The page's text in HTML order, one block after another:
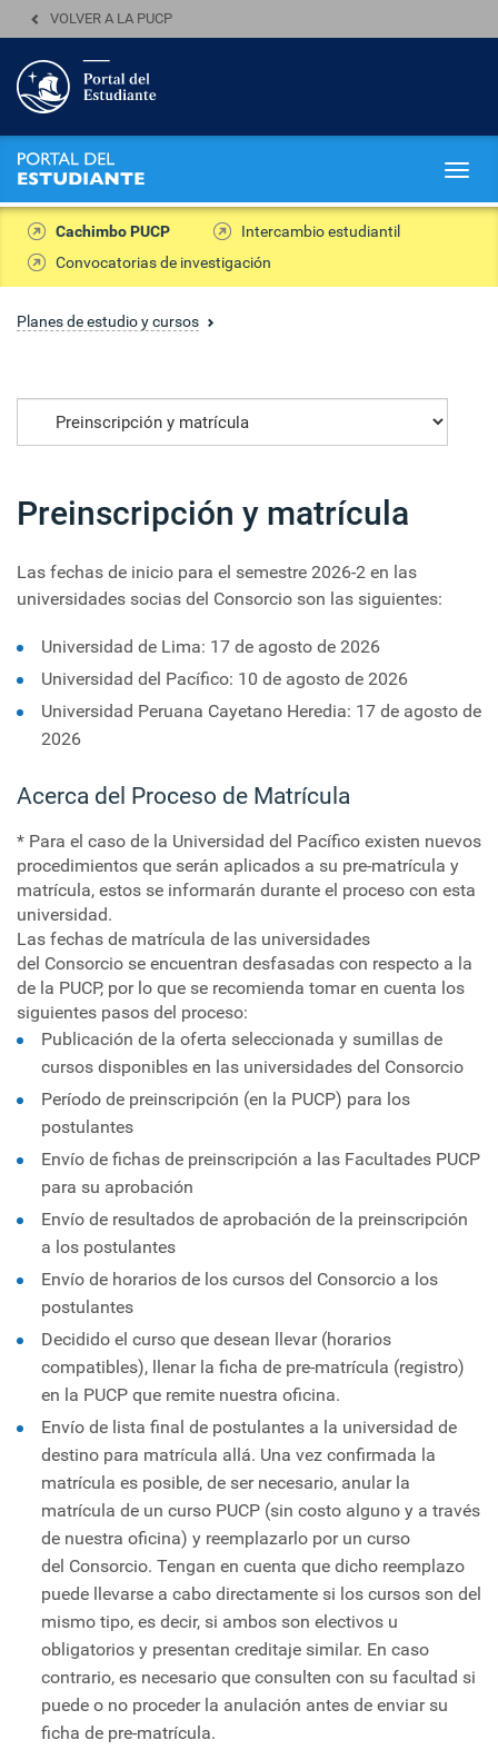
VOLVER A LA PUCP
Cachimbo PUCP
Intercambio estudiantil
Convocatorias de investigación
Planes de estudio y cursos
Preinscripción y matrícula
Las fechas de inicio para el semestre 2026-2 en las
universidades socias del Consorcio son las siguientes:
Universidad de Lima: 17 de agosto de 2026
Universidad del Pacífico: 10 de agosto de 2026
Universidad Peruana Cayetano Heredia: 17 de agosto de
2026
Acerca del Proceso de Matrícula
* Para el caso de la Universidad del Pacífico existen nuevos
procedimientos que serán aplicados a su pre-matrícula y
matrícula, estos se informarán durante el proceso con esta
universidad.
Las fechas de matrícula de las universidades
del Consorcio se encuentran desfasadas con respecto a la
de la PUCP, por lo que se recomienda tomar en cuenta los
siguientes pasos del proceso:
Publicación de la oferta seleccionada y sumillas de
cursos disponibles en las universidades del Consorcio
Período de preinscripción (en la PUCP) para los
postulantes
Envío de fichas de preinscripción a las Facultades PUCP
para su aprobación
Envío de resultados de aprobación de la preinscripción
a los postulantes
Envío de horarios de los cursos del Consorcio a los
postulantes
Decidido el curso que desean llevar (horarios
compatibles), llenar la ficha de pre-matrícula (registro)
en la PUCP que remite nuestra oficina.
Envío de lista final de postulantes a la universidad de
destino para matrícula allá. Una vez confirmada la
matrícula es posible, de ser necesario, anular la
matrícula de un curso PUCP (sin costo alguno y a través
de nuestra oficina) y reemplazarlo por un curso
del Consorcio. Tengan en cuenta que dicho reemplazo
puede llevarse a cabo directamente si los cursos son del
mismo tipo, es decir, si ambos son electivos u
obligatorios y presentan creditaje similar. En caso
contrario, es necesario que consulten con su facultad si
puede o no proceder la anulación antes de enviar su
ficha de pre-matrícula.